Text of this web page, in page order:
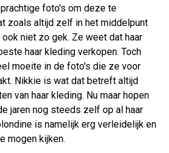
foto's om deze te
zoals altijd zelf in het middelpunt
niet zo gek. Ze weet dat haar
haar kleding verkopen. Toch
moeite in de foto's die ze voor
Nikkie is wat dat betreft altijd
van haar kleding. Nu maar hopen
jaren nog steeds zelf op al haar
is namelijk erg verleidelijk en
mogen kijken.